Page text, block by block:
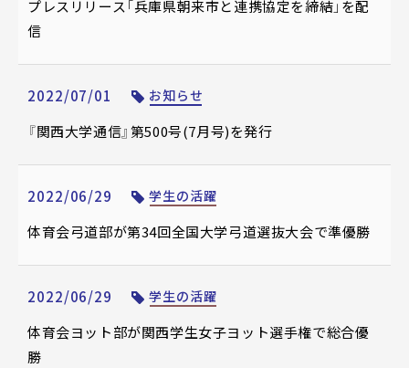
プレスリリース「兵庫県朝来市と連携協定を締結」を配
信
2022/07/01 お知らせ
『関西大学通信』第500号(7月号)を発行
2022/06/29 学生の活躍
体育会弓道部が第34回全国大学弓道選抜大会で準優勝
2022/06/29 学生の活躍
体育会ヨット部が関西学生女子ヨット選手権で総合優
勝